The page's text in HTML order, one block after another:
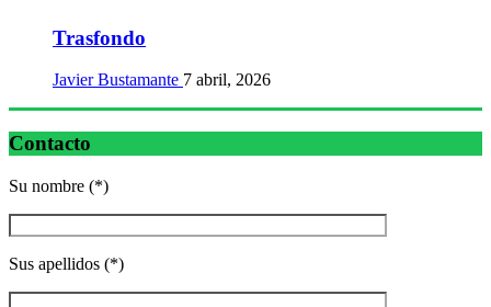
Trasfondo
Javier Bustamante 7 abril, 2026
Contacto
Su nombre (*)
Sus apellidos (*)